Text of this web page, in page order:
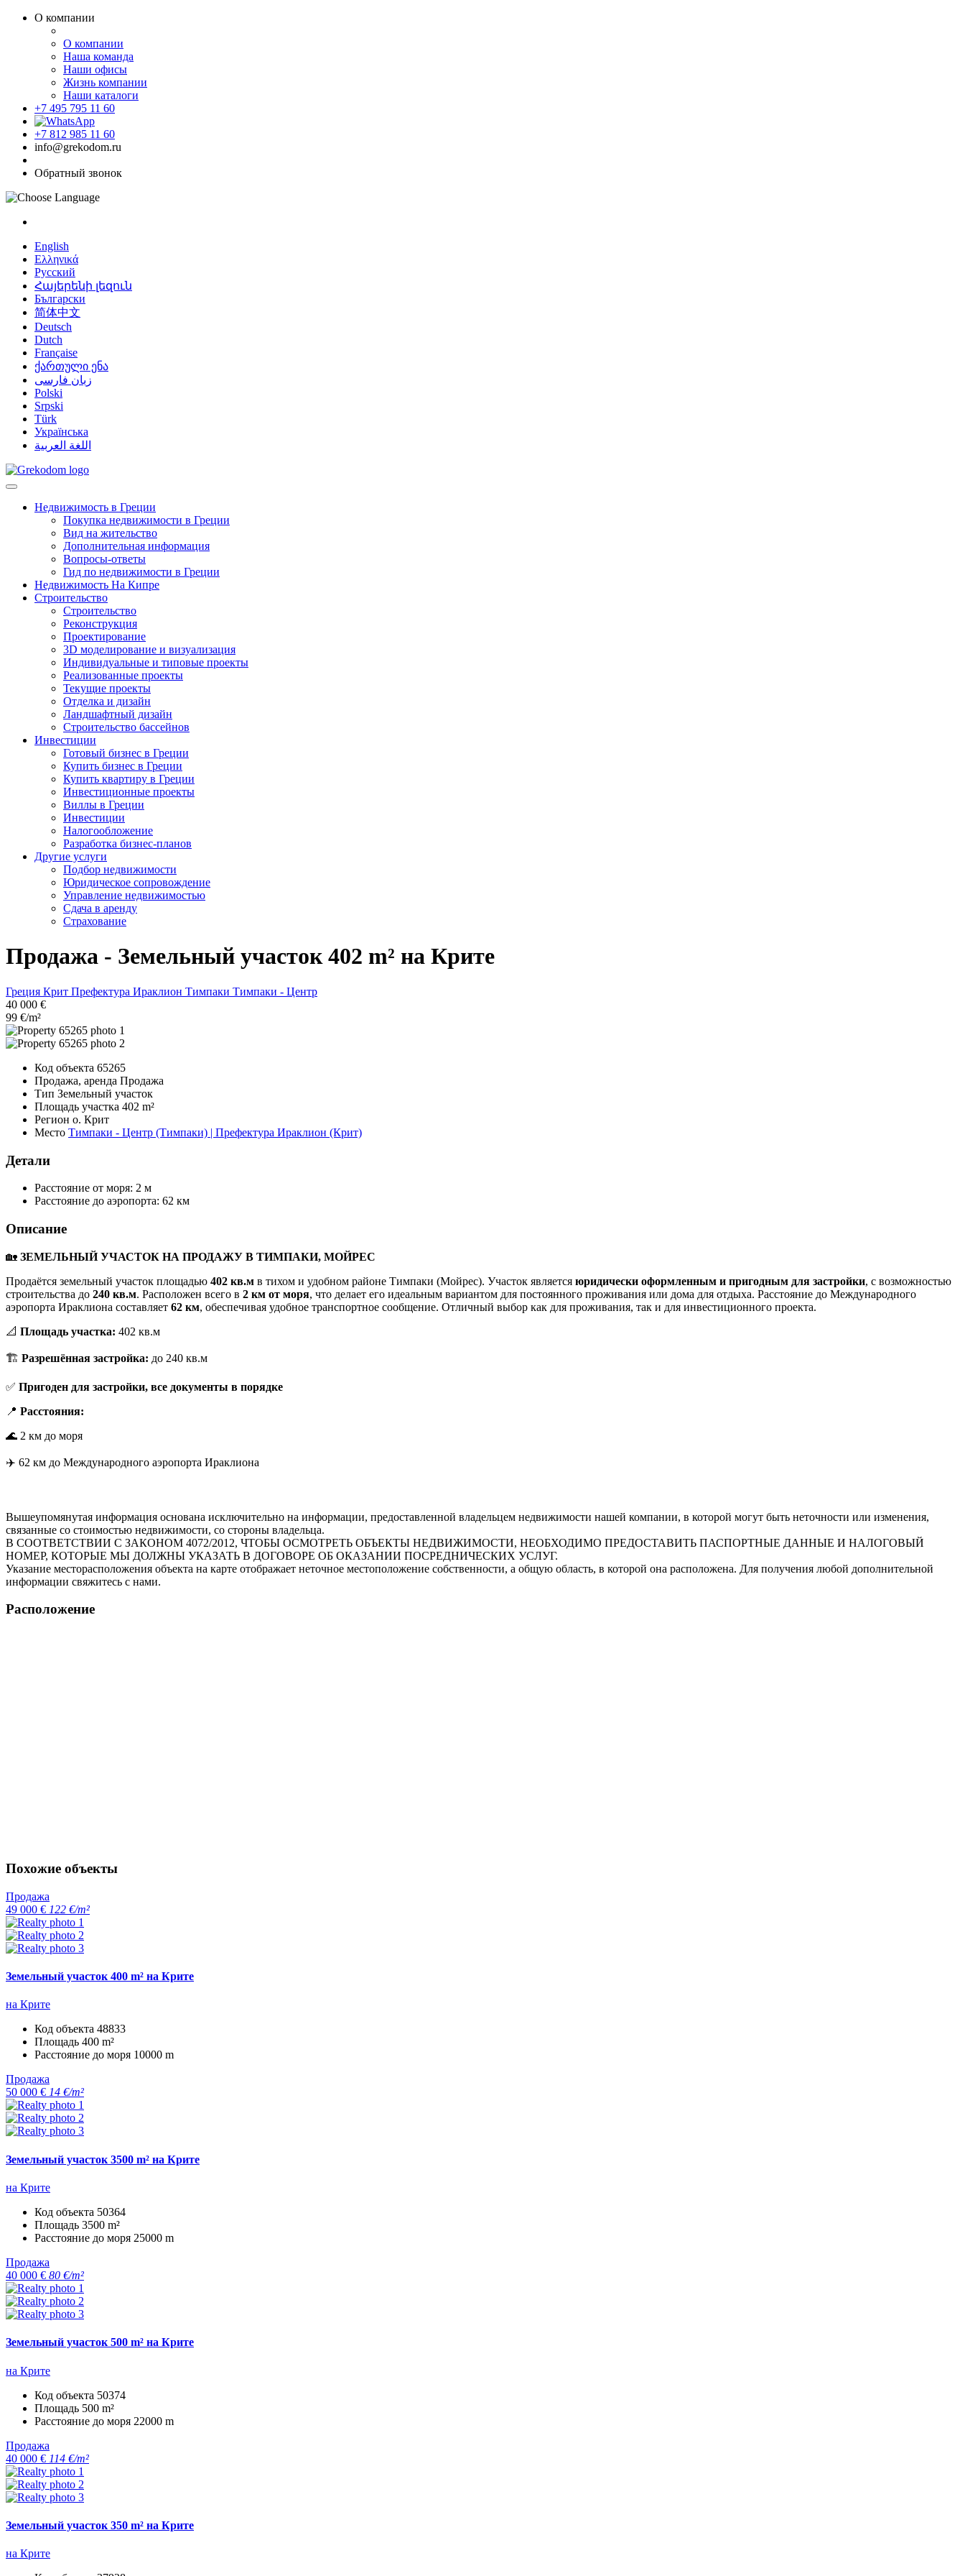
О компании
О компании
Наша команда
Наши офисы
Жизнь компании
Наши каталоги
+7 495 795 11 60
+7 812 985 11 60
info@grekodom.ru
Обратный звонок
English
Ελληνικά
Русский
Հայերենի լեզուն
Български
简体中文
Deutsch
Dutch
Française
ქართული ენა
زبان فارسی
Polski
Srpski
Türk
Українська
اللغة العربية
Недвижимость в Греции
Покупка недвижимости в Греции
Вид на жительство
Дополнительная информация
Вопросы-ответы
Гид по недвижимости в Греции
Недвижимость На Кипре
Строительство
Строительство
Реконструкция
Проектирование
3D моделирование и визуализация
Индивидуальные и типовые проекты
Реализованные проекты
Текущие проекты
Отделка и дизайн
Ландшафтный дизайн
Строительство бассейнов
Инвестиции
Готовый бизнес в Греции
Купить бизнес в Греции
Купить квартиру в Греции
Инвестиционные проекты
Виллы в Греции
Инвестиции
Налогообложение
Разработка бизнес-планов
Другие услуги
Подбор недвижимости
Юридическое сопровождение
Управление недвижимостью
Сдача в аренду
Страхование
Продажа - Земельный участок 402 m² на Крите
Греция Крит Префектура Ираклион Тимпаки Тимпаки - Центр
40 000 €
99 €/m²
Код объекта 65265
Продажа, аренда Продажа
Тип Земельный участок
Площадь участка 402 m²
Регион о. Крит
Место Тимпаки - Центр (Тимпаки) | Префектура Ираклион (Крит)
Детали
Расстояние от моря: 2 м
Расстояние до аэропорта: 62 км
Описание
🏡 ЗЕМЕЛЬНЫЙ УЧАСТОК НА ПРОДАЖУ В ТИМПАКИ, МОЙРЕС
Продаётся земельный участок площадью 402 кв.м в тихом и удобном районе Тимпаки (Мойрес). Участок является юридически оформленным и пригодным для застройки, с возможностью
строительства до 240 кв.м. Расположен всего в 2 км от моря, что делает его идеальным вариантом для постоянного проживания или дома для отдыха. Расстояние до Международного
аэропорта Ираклиона составляет 62 км, обеспечивая удобное транспортное сообщение. Отличный выбор как для проживания, так и для инвестиционного проекта.
📐 Площадь участка: 402 кв.м
🏗 Разрешённая застройка: до 240 кв.м
✅ Пригоден для застройки, все документы в порядке
📍 Расстояния:
🌊 2 км до моря
✈️ 62 км до Международного аэропорта Ираклиона
Вышеупомянутая информация основана исключительно на информации, предоставленной владельцем недвижимости нашей компании, в которой могут быть неточности или изменения,
связанные со стоимостью недвижимости, со стороны владельца.
В СООТВЕТСТВИИ С ЗАКОНОМ 4072/2012, ЧТОБЫ ОСМОТРЕТЬ ОБЪЕКТЫ НЕДВИЖИМОСТИ, НЕОБХОДИМО ПРЕДОСТАВИТЬ ПАСПОРТНЫЕ ДАННЫЕ И НАЛОГОВЫЙ
НОМЕР, КОТОРЫЕ МЫ ДОЛЖНЫ УКАЗАТЬ В ДОГОВОРЕ ОБ ОКАЗАНИИ ПОСРЕДНИЧЕСКИХ УСЛУГ.
Указание месторасположения объекта на карте отображает неточное местоположение собственности, а общую область, в которой она расположена. Для получения любой дополнительной
информации свяжитесь с нами.
Расположение
Похожие объекты
Продажа
49 000 € 122 €/m²
Земельный участок 400 m² на Крите
на Крите
Код объекта 48833
Площадь 400 m²
Расстояние до моря 10000 m
Продажа
50 000 € 14 €/m²
Земельный участок 3500 m² на Крите
на Крите
Код объекта 50364
Площадь 3500 m²
Расстояние до моря 25000 m
Продажа
40 000 € 80 €/m²
Земельный участок 500 m² на Крите
на Крите
Код объекта 50374
Площадь 500 m²
Расстояние до моря 22000 m
Продажа
40 000 € 114 €/m²
Земельный участок 350 m² на Крите
на Крите